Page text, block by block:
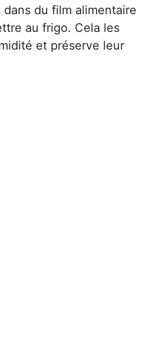
du film alimentaire
au frigo. Cela les
et préserve leur